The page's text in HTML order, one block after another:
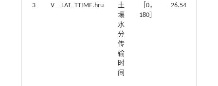
3 V__LAT_TTIME.hru
土
壤
水
分
传
输
时
间
［0，
180］
26.54